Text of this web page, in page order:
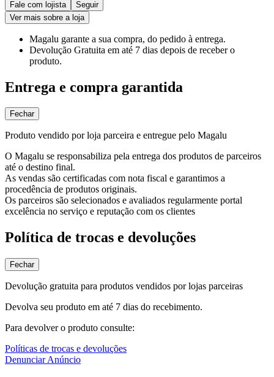
Fale com lojista
Seguir
Ver mais sobre a loja
Magalu garante a sua compra, do pedido à entrega.
Devolução Gratuita em até 7 dias depois de receber o
produto.
Entrega e compra garantida
Fechar
Produto vendido por loja parceira e entregue pelo Magalu
O Magalu se responsabiliza pela entrega dos produtos de parceiros
até o destino final.
As vendas são certificadas com nota fiscal e garantimos a
procedência de produtos originais.
Os parceiros são selecionados e avaliados regularmente portal
excelência no serviço e reputação com os clientes
Política de trocas e devoluções
Fechar
Devolução gratuita para produtos vendidos por lojas parceiras
Devolva seu produto em até 7 dias do recebimento.
Para devolver o produto consulte:
Políticas de trocas e devoluções
Denunciar Anúncio